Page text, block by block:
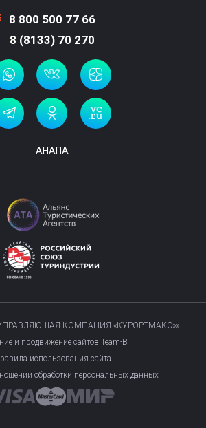
8 800 500 77 66
8 (8133) 70 270
АНАПА
КОМПАНИЯ «КУРОРТМАКС»»
и продвижение сайтов Team-B
использования сайта
обработки персональных данных